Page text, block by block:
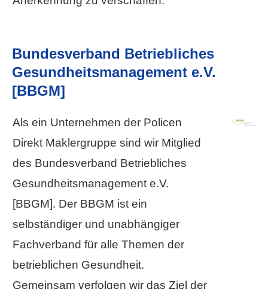
Bundesverband Betriebliches
Gesundheitsmanagement e.V.
[BBGM]
Als ein Unternehmen der Policen
Direkt Maklergruppe sind wir Mitglied
des Bundesverband Betriebliches
Gesundheitsmanagement e.V.
[BBGM]. Der BBGM ist ein
selbständiger und unabhängiger
Fachverband für alle Themen der
betrieblichen Gesundheit.
Gemeinsam verfolgen wir das Ziel der